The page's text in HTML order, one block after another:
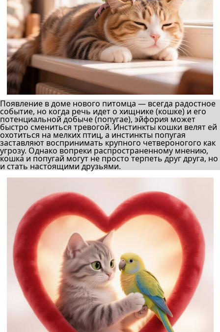
Появление в доме нового питомца — всегда радостное
событие, но когда речь идет о хищнике (кошке) и его
потенциальной добыче (попугае), эйфория может
быстро смениться тревогой. Инстинкты кошки велят ей
охотиться на мелких птиц, а инстинкты попугая
заставляют воспринимать крупного четвероногого как
угрозу. Однако вопреки распространенному мнению,
кошка и попугай могут не просто терпеть друг друга, но
и стать настоящими друзьями.